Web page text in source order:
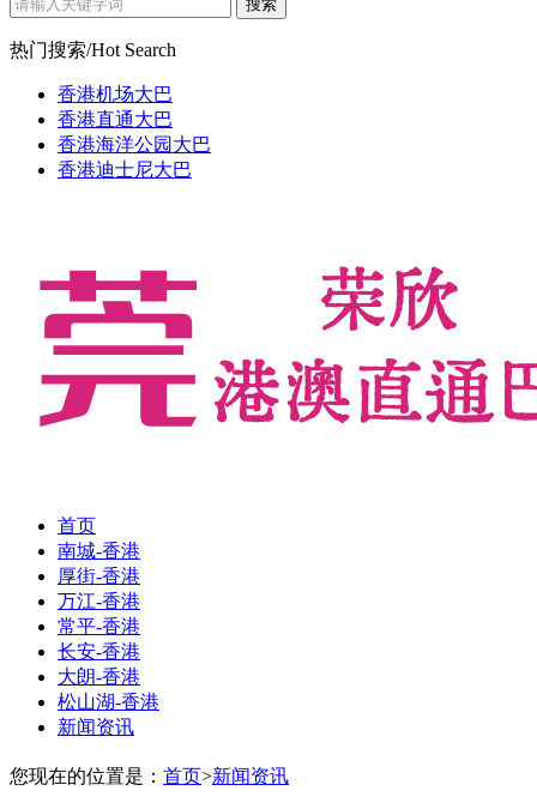
热门搜索/Hot Search
香港机场大巴
香港直通大巴
香港海洋公园大巴
香港迪士尼大巴
首页
南城-香港
厚街-香港
万江-香港
常平-香港
长安-香港
大朗-香港
松山湖-香港
新闻资讯
您现在的位置是： 首页>新闻资讯